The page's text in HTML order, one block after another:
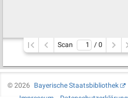
Scan / 0
©2026
Bayerische Staatsbibliothek